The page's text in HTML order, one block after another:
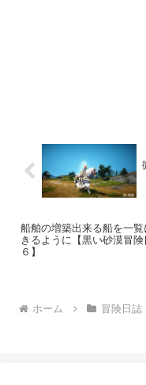
船舶の増築出来る船を一
きるように【黒い砂漠冒険
６】
ホーム 冒険日誌